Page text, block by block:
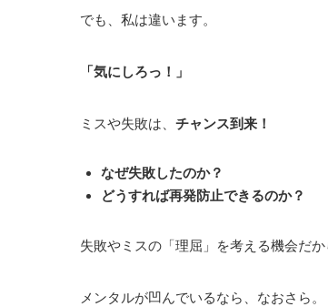
でも、私は違います。
「気にしろっ！」
ミスや失敗は、 チャンス到来！
なぜ失敗したのか？
どうすれば再発防止できるのか？
失敗やミスの「理屈」を考える機会だか
メンタルが凹んでいるなら、なおさら。